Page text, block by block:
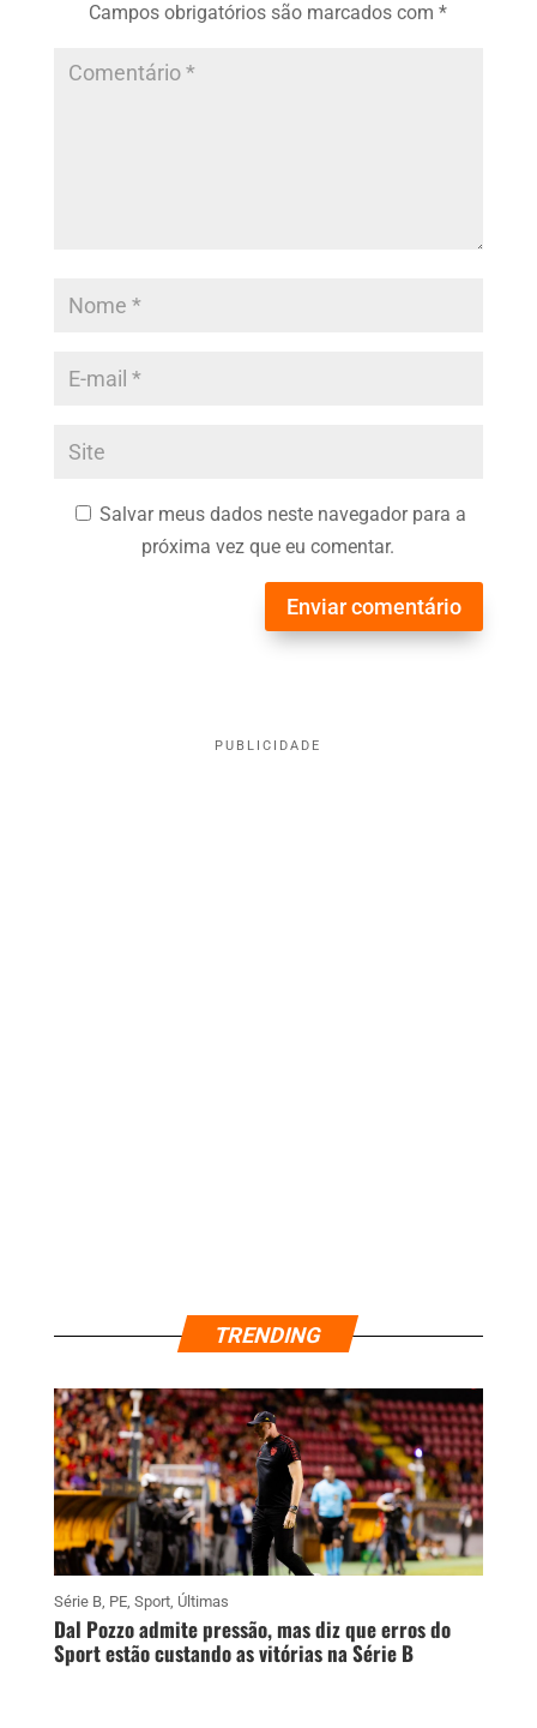
Campos obrigatórios são marcados com*
Salvar meus dados neste navegador para a
próxima vez que eu comentar.
Enviar comentário
PUBLICIDADE
TRENDING
Série B, PE, Sport, Últimas
Dal Pozzo admite pressão, mas diz que erros do
Sport estão custando as vitórias na Série B